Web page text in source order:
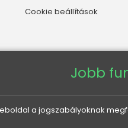
Cookie beállítások
Jobb
a jogszabályoknak